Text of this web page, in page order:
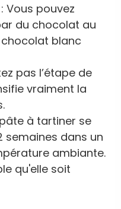
Vous pouvez
du chocolat au
blanc
pas l’étape de
vraiment la
à tartiner se
semaines dans un
ambiante.
qu'elle soit